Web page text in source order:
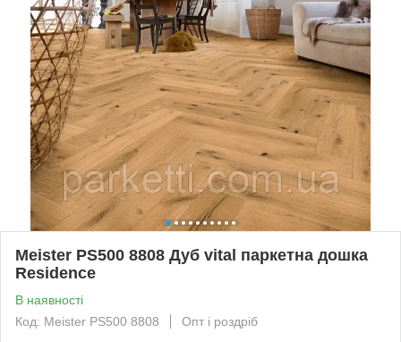
Meister PS500 8808 Дуб vital паркетна дошка
Residence
В наявності
Код: Meister PS500 8808
Опт і роздріб